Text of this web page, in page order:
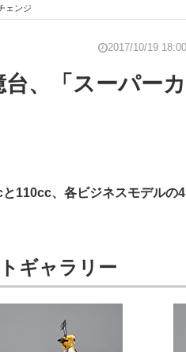
トロニクス専門サイト 電子設
ェンジ
2017/10/19 18:00
台、「スーパー
110cc、各ビジネスモデルの4
ギャラリー